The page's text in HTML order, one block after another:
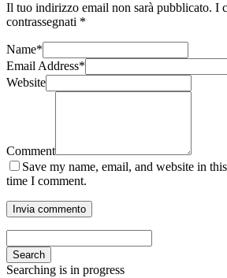
Il tuo indirizzo email non sarà pubblicato. I
contrassegnati *
Name*
Email Address*
Website
Comment
Save my name, email, and website in
time I comment.
Search
Searching is in progress